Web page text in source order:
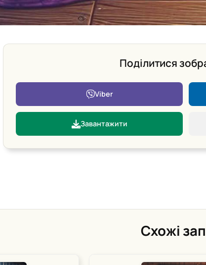
Поділитися
Viber
Завантажити
Схожі